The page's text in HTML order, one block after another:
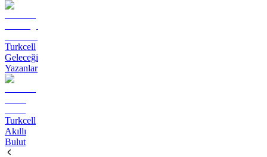
Turkcell
Geleceği
Yazanlar
Turkcell
Akıllı
Bulut